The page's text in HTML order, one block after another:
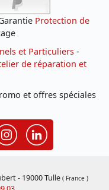
Protection de
et Particuliers -
de réparation et
et offres spéciales
- 19000 Tulle ( France )